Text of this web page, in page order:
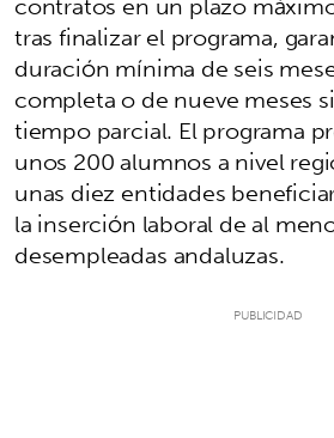
tras finalizar el programa,
duración mínima de seis
completa o de nueve meses
tiempo parcial. El programa
unos 200 alumnos a nivel
unas diez entidades
la inserción laboral de al
desempleadas andaluzas.